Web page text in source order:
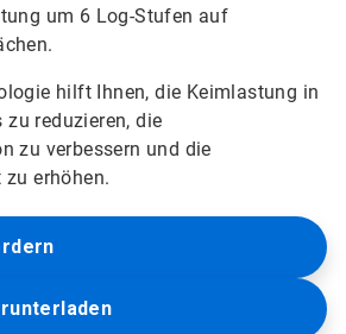
um 6 Log-Stufen auf
hilft Ihnen, die Keimlastung in
zu reduzieren, die
zu verbessern und die
erhöhen.